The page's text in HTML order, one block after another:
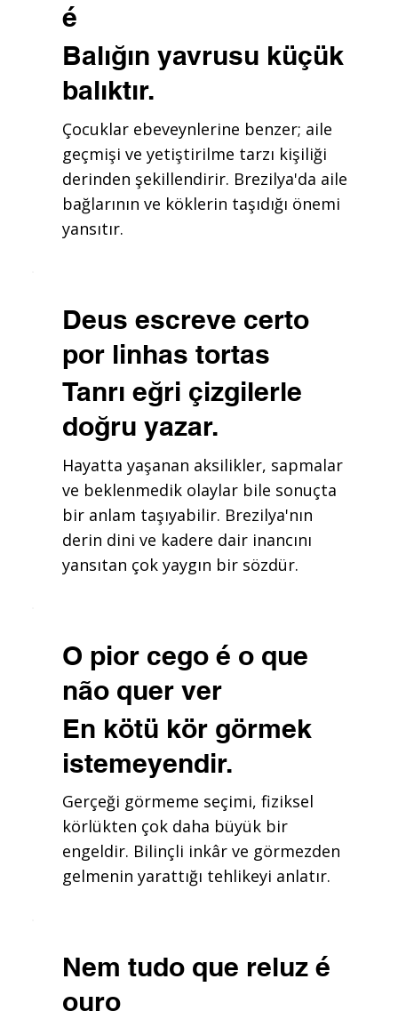
é
Balığın yavrusu küçük
balıktır.
Çocuklar ebeveynlerine benzer; aile
geçmişi ve yetiştirilme tarzı kişiliği
derinden şekillendirir. Brezilya'da aile
bağlarının ve köklerin taşıdığı önemi
yansıtır.
Deus escreve certo
por linhas tortas
Tanrı eğri çizgilerle
doğru yazar.
Hayatta yaşanan aksilikler, sapmalar
ve beklenmedik olaylar bile sonuçta
bir anlam taşıyabilir. Brezilya'nın
derin dini ve kadere dair inancını
yansıtan çok yaygın bir sözdür.
O pior cego é o que
não quer ver
En kötü kör görmek
istemeyendir.
Gerçeği görmeme seçimi, fiziksel
körlükten çok daha büyük bir
engeldir. Bilinçli inkâr ve görmezden
gelmenin yarattığı tehlikeyi anlatır.
Nem tudo que reluz é
ouro